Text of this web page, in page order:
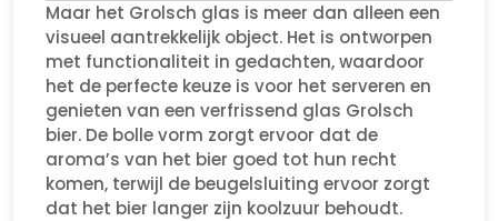
Maar het Grolsch glas is meer dan alleen een
visueel aantrekkelijk object. Het is ontworpen
met functionaliteit in gedachten, waardoor
het de perfecte keuze is voor het serveren en
genieten van een verfrissend glas Grolsch
bier. De bolle vorm zorgt ervoor dat de
aroma’s van het bier goed tot hun recht
komen, terwijl de beugelsluiting ervoor zorgt
dat het bier langer zijn koolzuur behoudt.